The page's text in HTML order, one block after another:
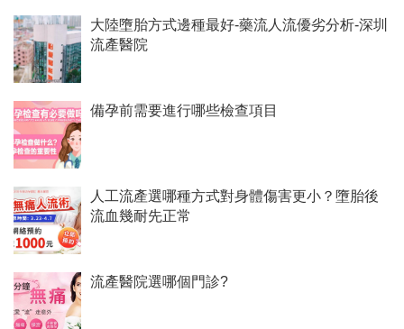
大陸墮胎方式邊種最好-藥流人流優劣分析-深圳
流產醫院
備孕前需要進行哪些檢查項目
人工流產選哪種方式對身體傷害更小？墮胎後
流血幾耐先正常
流產醫院選哪個門診?